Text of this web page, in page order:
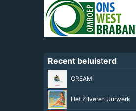
Recent beluisterd
Sjonnie Slijptol
Mooier elke dag